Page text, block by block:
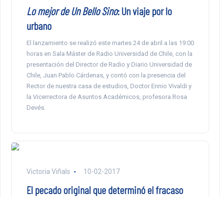
Lo mejor de Un Bello Sino: Un viaje por lo
urbano
El lanzamiento se realizó este martes 24 de abril a las 19:00
horas en Sala Máster de Radio Universidad de Chile, con la
presentación del Director de Radio y Diario Universidad de
Chile, Juan Pablo Cárdenas, y contó con la presencia del
Rector de nuestra casa de estudios, Doctor Ennio Vivaldi y
la Vicerrectora de Asuntos Académicos, profesora Rosa
Devés.
Victoria Viñals 10-02-2017
El pecado original que determinó el fracaso